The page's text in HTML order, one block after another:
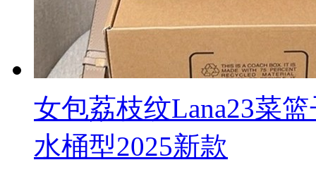
女包荔枝纹Lana23菜
水桶型2025新款